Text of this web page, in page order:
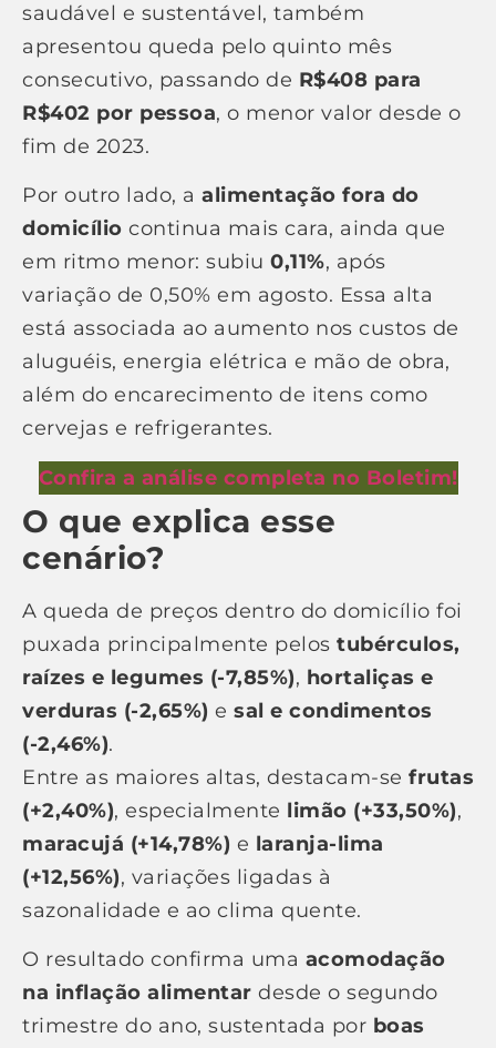
saudável e sustentável, também
apresentou queda pelo quinto mês
consecutivo, passando de R$408 para
R$402 por pessoa, o menor valor desde o
fim de 2023.
Por outro lado, a alimentação fora do
domicílio continua mais cara, ainda que
em ritmo menor: subiu 0,11%, após
variação de 0,50% em agosto. Essa alta
está associada ao aumento nos custos de
aluguéis, energia elétrica e mão de obra,
além do encarecimento de itens como
cervejas e refrigerantes.
Confira a análise completa no Boletim!
O que explica esse
cenário?
A queda de preços dentro do domicílio foi
puxada principalmente pelos tubérculos,
raízes e legumes (-7,85%), hortaliças e
verduras (-2,65%) e sal e condimentos
(-2,46%).
Entre as maiores altas, destacam-se frutas
(+2,40%), especialmente limão (+33,50%),
maracujá (+14,78%) e laranja-lima
(+12,56%), variações ligadas à
sazonalidade e ao clima quente.
O resultado confirma uma acomodação
na inflação alimentar desde o segundo
trimestre do ano, sustentada por boas